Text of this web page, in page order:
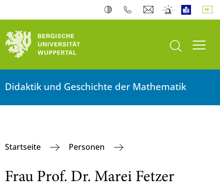
Suche öffnen
Didaktik und Geschichte der Mathematik
Startseite Personen
Frau Prof. Dr. Marei Fetzer